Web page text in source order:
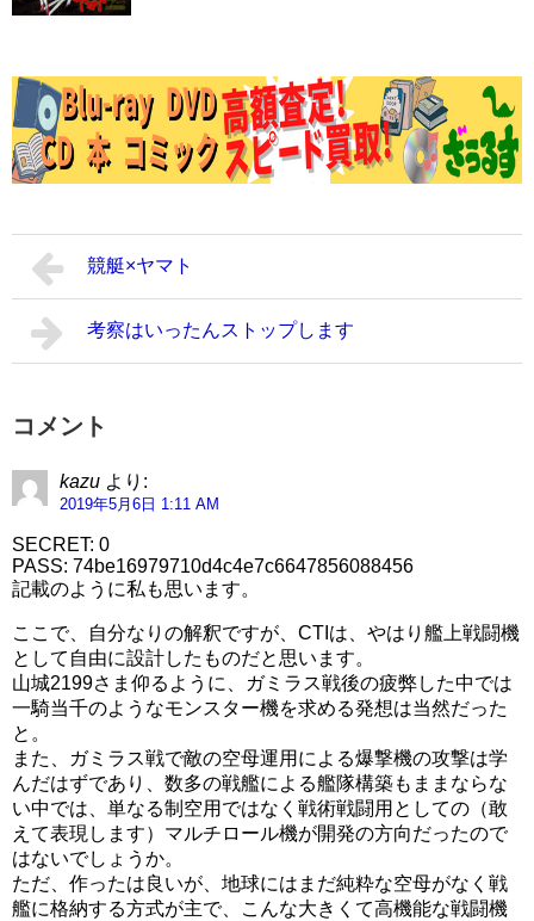
競艇×ヤマト
考察はいったんストップします
コメント
kazu より:
2019年5月6日 1:11 AM
SECRET: 0
PASS: 74be16979710d4c4e7c6647856088456
記載のように私も思います。
ここで、自分なりの解釈ですが、CTIは、やはり艦上戦闘機
として自由に設計したものだと思います。
山城2199さま仰るように、ガミラス戦後の疲弊した中では
一騎当千のようなモンスター機を求める発想は当然だった
と。
また、ガミラス戦で敵の空母運用による爆撃機の攻撃は学
んだはずであり、数多の戦艦による艦隊構築もままならな
い中では、単なる制空用ではなく戦術戦闘用としての（敢
えて表現します）マルチロール機が開発の方向だったので
はないでしょうか。
ただ、作ったは良いが、地球にはまだ純粋な空母がなく戦
艦に格納する方式が主で、こんな大きくて高機能な戦闘機